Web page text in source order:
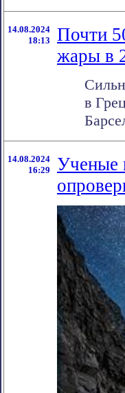
14.08.2024
18:13
Почти
жары в
в
14.08.2024
16:29
Ученые